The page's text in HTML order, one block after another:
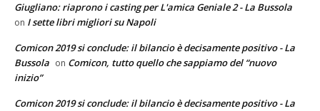
Giugliano: riaprono i casting per L'amica Geniale 2 - La Bussola
on I sette libri migliori su Napoli
Comicon 2019 si conclude: il bilancio è decisamente positivo - La
Bussola on Comicon, tutto quello che sappiamo del “nuovo
inizio”
Comicon 2019 si conclude: il bilancio è decisamente positivo - La